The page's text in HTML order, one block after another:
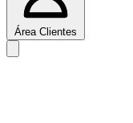
Área Clientes